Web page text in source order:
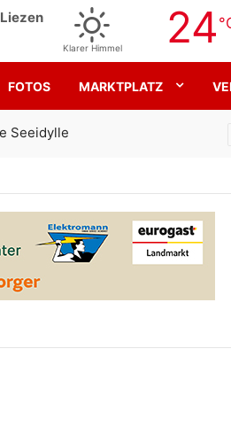
Liezen
Klarer Himmel 24
FOTOS MARKTPLATZ
Gemeinsam für den SK Sturm